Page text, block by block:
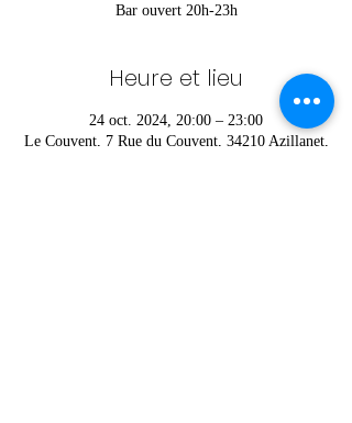
Bar ouvert 20h-23h
Heure et lieu
24 oct. 2024, 20:00 – 23:00
Le Couvent, 7 Rue du Couvent, 34210 Azillanet,